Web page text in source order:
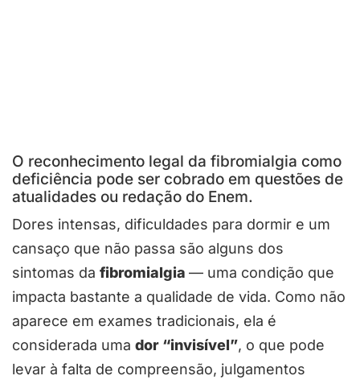
O reconhecimento legal da fibromialgia como
deficiência pode ser cobrado em questões de
atualidades ou redação do Enem.
Dores intensas, dificuldades para dormir e um
cansaço que não passa são alguns dos
sintomas da fibromialgia — uma condição que
impacta bastante a qualidade de vida. Como não
aparece em exames tradicionais, ela é
considerada uma dor “invisível”, o que pode
levar à falta de compreensão, julgamentos